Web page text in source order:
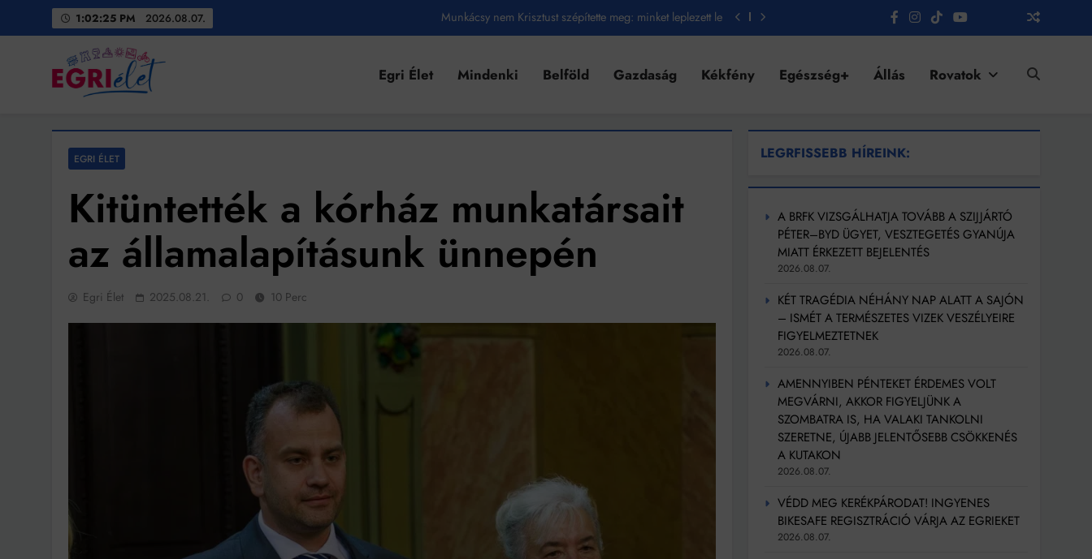
1:02:27 PM 2026.08.07.
Ahol köszönnek, ott még van város
Létezik tökéletes élet: Truman is elhitte
Az ördög még mindig Pradát visel. De te miért öltözöl hozzá?
Móricz Zsigmond: falusi író vagy boncmester?
Bitumenes lapostetők: a bevált technológia akkor működik, ha jól van felújítva
Ingatlanpiaci szakértők szerint akár 5 százalékkal is nőhetnek a bérleti díjak a ponthatárhirdetés
Létezik tökéletes élet: Truman is elhitte
Karinthy Frigyes: a zseni, aki belenézett a saját koponyájába
Egri Élet
Egri Élet Mindenki Belföld Gazdaság Kékfény Egészség+ Állás Rovatok
EGRI ÉLET
Kitüntették a kórház munkatársait
az államalapításunk ünnepén
Egri Élet 2025.08.21. 0 10 Perc
LEGRFISSEBB HÍREINK:
A BRFK VIZSGÁLHATJA TOVÁBB A SZIJJÁRTÓ
PÉTER–BYD ÜGYET, VESZTEGETÉS GYANÚJA
MIATT ÉRKEZETT BEJELENTÉS
2026.08.07.
KÉT TRAGÉDIA NÉHÁNY NAP ALATT A SAJÓN
– ISMÉT A TERMÉSZETES VIZEK VESZÉLYEIRE
FIGYELMEZTETNEK
2026.08.07.
AMENNYIBEN PÉNTEKET ÉRDEMES VOLT
MEGVÁRNI, AKKOR FIGYELJÜNK A
SZOMBATRA IS, HA VALAKI TANKOLNI
SZERETNE, ÚJABB JELENTŐSEBB CSÖKKENÉS
A KUTAKON
2026.08.07.
VÉDD MEG KERÉKPÁRODAT! INGYENES
BIKESAFE REGISZTRÁCIÓ VÁRJA AZ EGRIEKET
2026.08.07.